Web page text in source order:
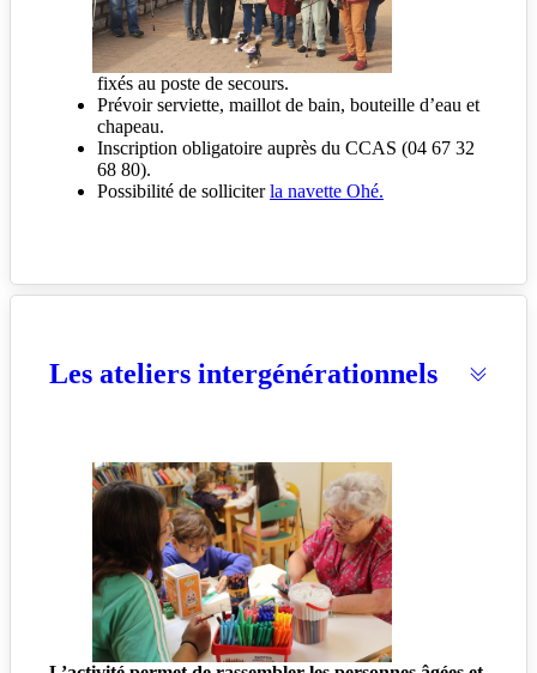
fixés au poste de secours.
Prévoir serviette, maillot de bain, bouteille d’eau et
chapeau.
Inscription obligatoire auprès du CCAS (04 67 32
68 80).
Possibilité de solliciterla navette Ohé.
Les ateliers intergénérationnels